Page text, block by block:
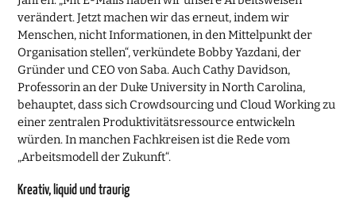
verändert. Jetzt machen wir das erneut, indem wir
Menschen, nicht Informationen, in den Mittelpunkt der
Organisation stellen“, verkündete Bobby Yazdani, der
Gründer und CEO von Saba. Auch Cathy Davidson,
Professorin an der Duke University in North Carolina,
behauptet, dass sich Crowdsourcing und Cloud Working zu
einer zentralen Produktivitätsressource entwickeln
würden. In manchen Fachkreisen ist die Rede vom
„Arbeitsmodell der Zukunft“.
Kreativ, liquid und traurig